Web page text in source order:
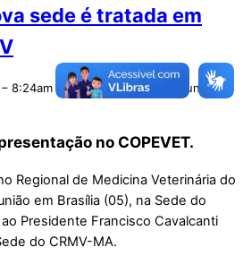
sede é tratada em
8:24am por Assessoria de Comunicação
no COPEVET.
Regional de Medicina Veterinária do
em Brasília (05), na Sede do
Presidente Francisco Cavalcanti
do CRMV-MA.